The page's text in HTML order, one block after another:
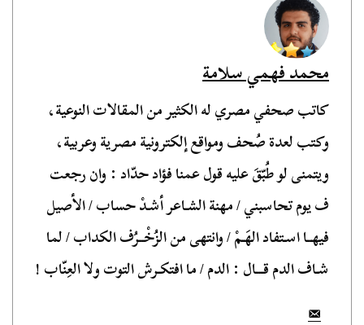
محمد فهمي سلامة
كاتب صحفي مصري له الكثير من المقالات النوعية،
وكتب لعدة صُحف ومواقع إلكترونية مصرية وعربية،
ويتمنى لو طُبّقَ عليه قول عمنا فؤاد حدّاد : وان رجعت
ف يوم تحاسبني / مهنة الشـاعر أشـدْ حساب / الأصيل
فيهــا اسـتفاد الهَـمْ / وانتهى من الزُخْــرُف الكداب / لما
شـاف الدم قـــال : الدم / ما افتكـرش التوت ولا العِنّاب !